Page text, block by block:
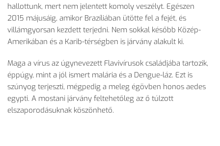
hallottunk, mert nem jelentett komoly veszélyt. Egészen
2015 májusáig, amikor Brazíliában ütötte fel a fejét, és
villámgyorsan kezdett terjedni. Nem sokkal később Közép-
Amerikában és a Karib-térségben is járvány alakult ki.
Maga a vírus az úgynevezett Flavivírusok családjába tartozik,
éppúgy, mint a jól ismert malária és a Dengue-láz. Ezt is
szúnyog terjeszti, mégpedig a meleg égövben honos aedes
egypti. A mostani járvány feltehetőleg az ő túlzott
elszaporodásuknak köszönhető.